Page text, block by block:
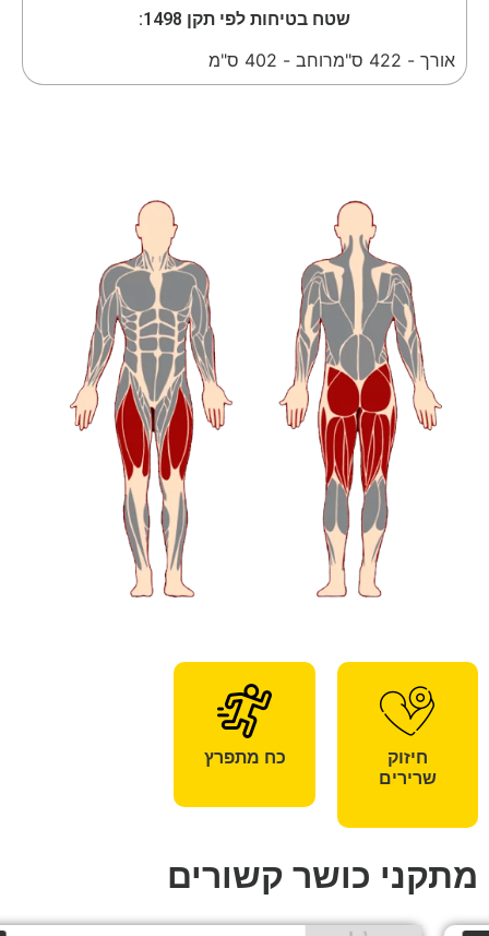
שטח בטיחות לפי תקן 1498:
אורך - 422 ס"מ רוחב - 402 ס"מ
חיזוק
שרירים
כח מתפרץ
מתקני כושר קשורים